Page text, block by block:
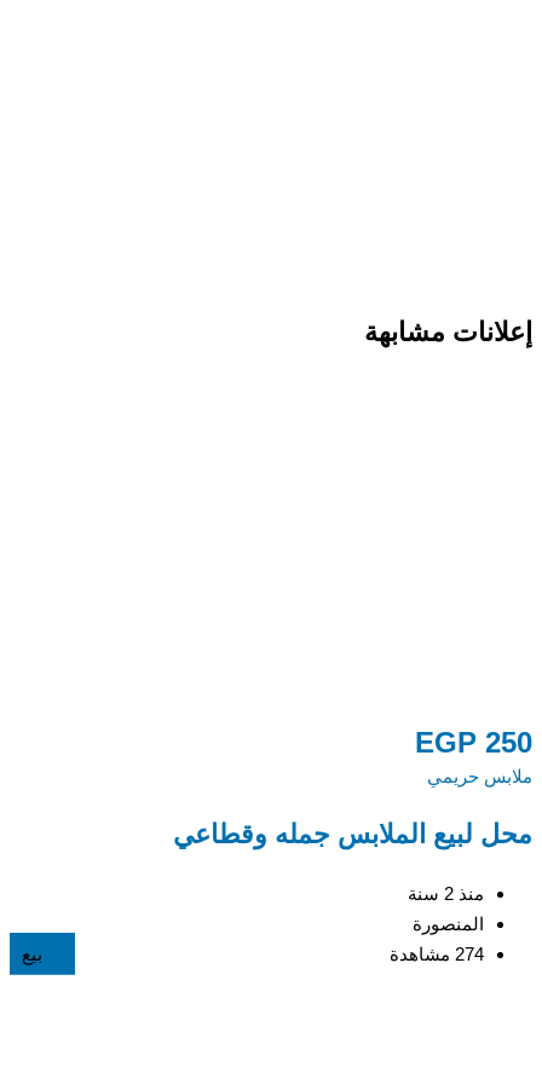
إعلانات مشابهة
بيع
EGP 250
ملابس حريمي
محل لبيع الملابس جمله وقطاعي
منذ 2 سنة
المنصورة
274 مشاهدة